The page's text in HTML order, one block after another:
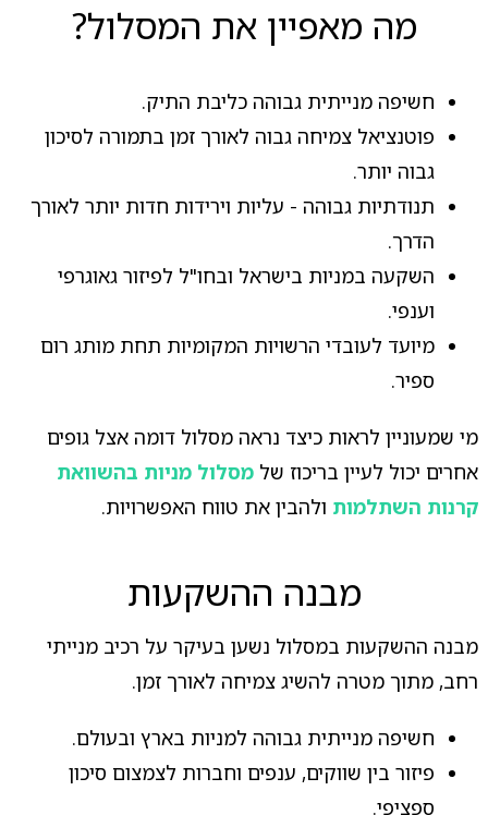
מה מאפיין את המסלול?
חשיפה מנייתית גבוהה כליבת התיק.
פוטנציאל צמיחה גבוה לאורך זמן בתמורה לסיכון
גבוה יותר.
תנודתיות גבוהה - עליות וירידות חדות יותר לאורך
הדרך.
השקעה במניות בישראל ובחו"ל לפיזור גאוגרפי
וענפי.
מיועד לעובדי הרשויות המקומיות תחת מותג רום
ספיר.
מי שמעוניין לראות כיצד נראה מסלול דומה אצל גופים
אחרים יכול לעיין בריכוז של מסלול מניות בהשוואת
קרנות השתלמות ולהבין את טווח האפשרויות.
מבנה ההשקעות
מבנה ההשקעות במסלול נשען בעיקר על רכיב מנייתי
רחב, מתוך מטרה להשיג צמיחה לאורך זמן.
חשיפה מנייתית גבוהה למניות בארץ ובעולם.
פיזור בין שווקים, ענפים וחברות לצמצום סיכון
ספציפי.